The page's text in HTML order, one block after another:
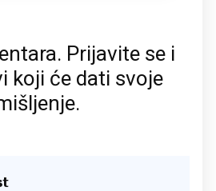
Prijavite se i
koji će dati svoje